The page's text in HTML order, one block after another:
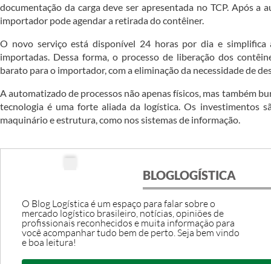
documentação da carga deve ser apresentada no TCP. Após a
importador pode agendar a retirada do contêiner.
O novo serviço está disponível 24 horas por dia e simplifica
importadas. Dessa forma, o processo de liberação dos
barato para o importador, com a eliminação da necessidade de
A automatizado de processos não apenas físicos, mas também
tecnologia é uma forte aliada da logística. Os investimentos
maquinário e estrutura, como nos sistemas de informação.
BLOGLOGÍSTICA
O Blog Logística é um espaço para falar sobre o
mercado logístico brasileiro, notícias, opiniões de
profissionais reconhecidos e muita informação para
você acompanhar tudo bem de perto. Seja bem vindo
e boa leitura!